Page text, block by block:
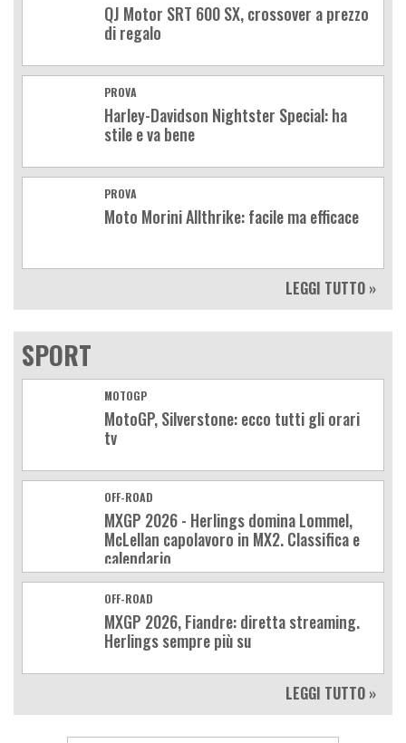
QJ Motor SRT 600 SX, crossover a prezzo
di regalo
PROVA
Harley-Davidson Nightster Special: ha
stile e va bene
PROVA
Moto Morini Allthrike: facile ma efficace
LEGGI TUTTO »
SPORT
MOTOGP
MotoGP, Silverstone: ecco tutti gli orari
tv
OFF-ROAD
MXGP 2026 - Herlings domina Lommel,
McLellan capolavoro in MX2. Classifica e
calendario
OFF-ROAD
MXGP 2026, Fiandre: diretta streaming.
Herlings sempre più su
LEGGI TUTTO »